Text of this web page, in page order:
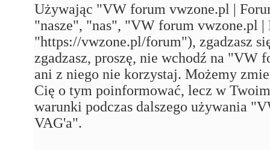
Używając "VW forum vwzone.pl |
"nasze", "nas", "VW forum vwzone.pl
"https://vwzone.pl/forum"), zgadzasz
zgadzasz, proszę, nie wchodź na
ani z niego nie korzystaj. Możemy
Cię o tym poinformować, lecz w
warunki podczas dalszego używania
VAG'a".